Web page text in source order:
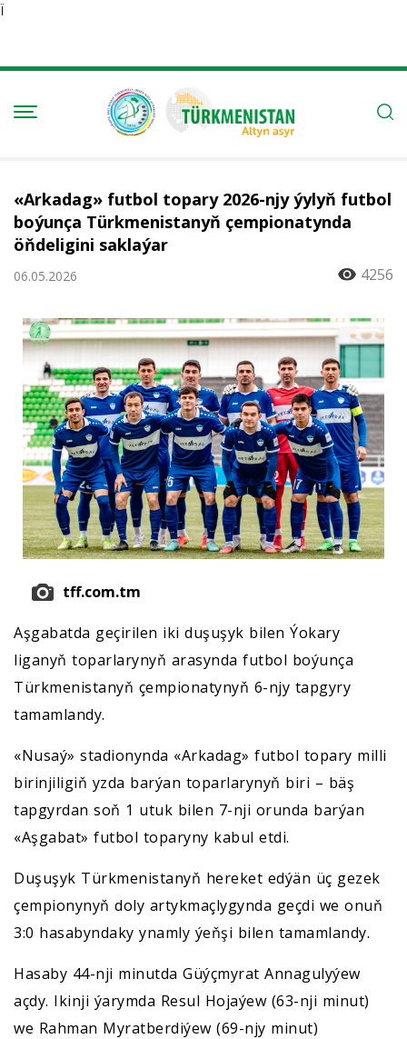
Ï
«Arkadag» futbol topary 2026-njy ýylyň futbol
boýunça Türkmenistanyň çempionatynda
öňdeligini saklaýar
06.05.2026 4256
tff.com.tm
Aşgabatda geçirilen iki duşuşyk bilen Ýokary
liganyň toparlarynyň arasynda futbol boýunça
Türkmenistanyň çempionatynyň 6-njy tapgyry
tamamlandy.
«Nusaý» stadionynda «Arkadag» futbol topary milli
birinjiligiň yzda barýan toparlarynyň biri – bäş
tapgyrdan soň 1 utuk bilen 7-nji orunda barýan
«Aşgabat» futbol toparyny kabul etdi.
Duşuşyk Türkmenistanyň hereket edýän üç gezek
çempionynyň doly artykmaçlygynda geçdi we onuň
3:0 hasabyndaky ynamly ýeňşi bilen tamamlandy.
Hasaby 44-nji minutda Güýçmyrat Annagulyýew
açdy. Ikinji ýarymda Resul Hojaýew (63-nji minut)
we Rahman Myratberdiýew (69-njy minut)